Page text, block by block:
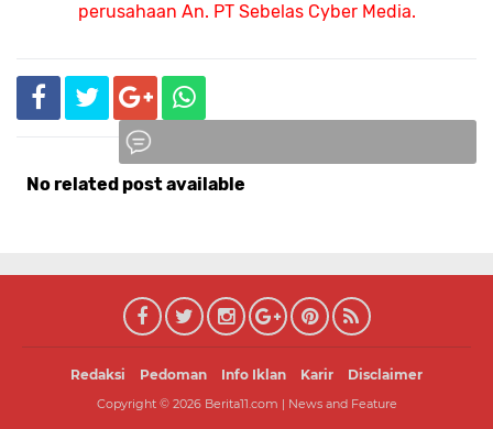
perusahaan An. PT Sebelas Cyber Media.
No related post available
Redaksi Pedoman Info Iklan Karir Disclaimer
Copyright © 2026 Berita11.com | News and Feature